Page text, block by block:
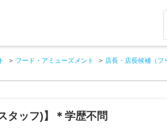
フード・アミューズメント 店長・店長候補（フ
タッフ)】＊学歴不問